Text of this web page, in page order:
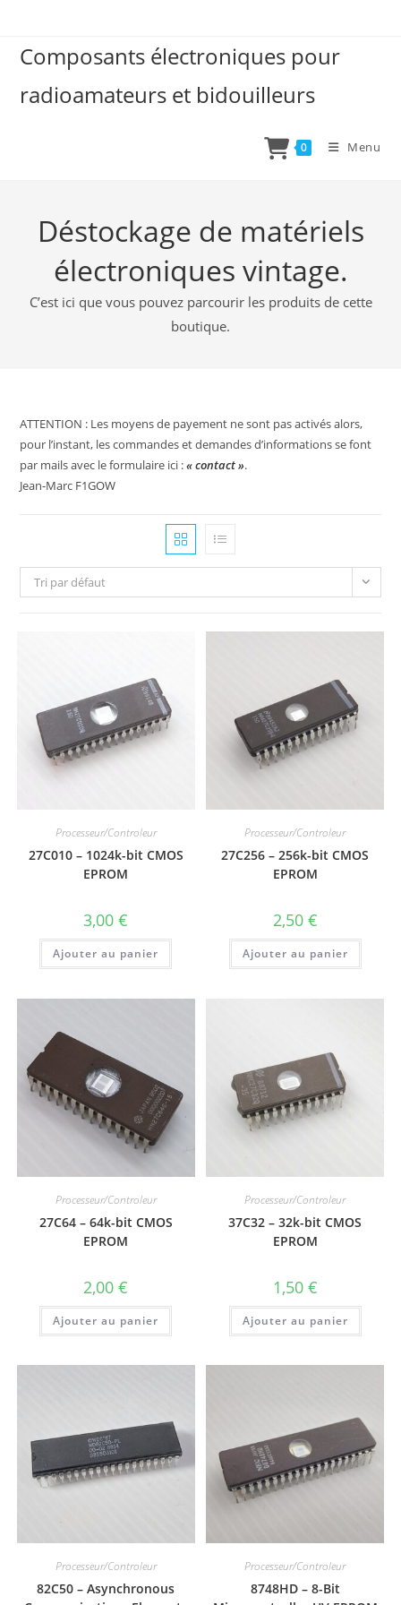
contentComposants électroniques pour
radioamateurs et bidouilleurs
0 Menu
Déstockage de matériels
électroniques vintage.
C’est ici que vous pouvez parcourir les produits de cette
boutique.
ATTENTION : Les moyens de payement ne sont pas activés alors,
pour l’instant, les commandes et demandes d’informations se font
par mails avec le formulaire ici :« contact ».
Jean-Marc F1GOW
Tri par défaut
Processeur/Controleur
27C010 – 1024k-bit CMOS
EPROM
3,00€
Ajouter au panier
Processeur/Controleur
27C256 – 256k-bit CMOS
EPROM
2,50 €
Ajouter au panier
Processeur/Controleur
27C64 – 64k-bit CMOS
EPROM
2,00€
Ajouter au panier
Processeur/Controleur
37C32 – 32k-bit CMOS
EPROM
1,50 €
Ajouter au panier
Processeur/Controleur
82C50 – Asynchronous
Processeur/Controleur
8748HD – 8-Bit